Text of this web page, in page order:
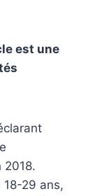
est une
2018.
18-29 ans,